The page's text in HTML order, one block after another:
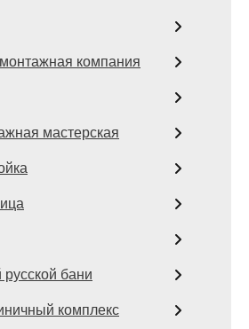
компания
мастерская
бани
комплекс